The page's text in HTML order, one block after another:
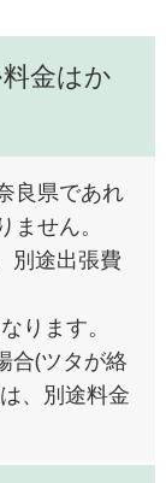
金はか
良県であれ
せん。
別途出張費
ります。
合(ツタが絡
、別途料金